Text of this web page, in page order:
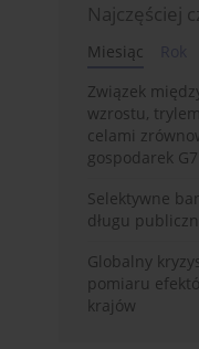
Najczęściej
Miesiąc
Związek
wzrostu,
celami
gospodarek
Selektywne
długu
Globalny
pomiaru
krajów